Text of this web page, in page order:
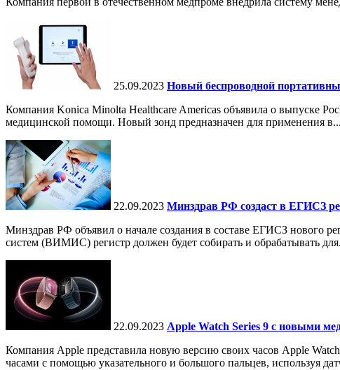
25.09.2023 Новый беспроводной
Компания Konica Minolta Healthcare Americas объявила о выпуске
медицинской помощи. Новый зонд предназначен для применения в...
22.09.2023 Минздрав РФ создаст в ЕГИСЗ
Минздрав РФ объявил о начале создания в составе ЕГИСЗ нового
систем (ВИМИС) регистр должен будет собирать и обрабатывать
22.09.2023 Apple Watch Series 9 с новыми
Компания Apple представила новую версию своих часов Apple
часами с помощью указательного и большого пальцев, используя